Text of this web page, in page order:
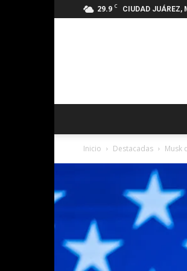
29.9 C CIUDAD JUÁREZ,
Inicio Destacadas Musk